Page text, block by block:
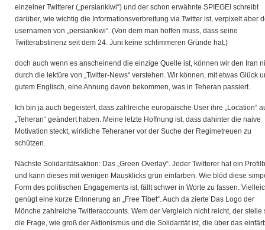
einzelner Twitterer („persiankiwi“) und der schon erwähnte SPIEGEl schreibt
darüber, wie wichtig die Informationsverbreitung via Twitter ist, verpixelt aber
usernamen von „persiankiwi“. (Von dem man hoffen muss, dass seine
Twitterabstinenz seit dem 24. Juni keine schlimmeren Gründe hat.)
doch auch wenn es anscheinend die einzige Quelle ist, können wir den Iran
durch die lektüre von „Twitter-News“ verstehen. Wir können, mit etwas Glück
gutem Englisch, eine Ahnung davon bekommen, was in Teheran passiert.
Ich bin ja auch begeistert, dass zahlreiche europäische User ihre „Location“
„Teheran“ geändert haben. Meine letzte Hoffnung ist, dass dahinter die naive
Motivation steckt, wirkliche Teheraner vor der Suche der Regimetreuen zu
schützen.
Nächste Solidaritätsaktion: Das „Green Overlay“. Jeder Twitterer hat ein
und kann dieses mit wenigen Mausklicks grün einfärben. Wie blöd diese
Form des politischen Engagements ist, fällt schwer in Worte zu fassen.
genügt eine kurze Erinnerung an „Free Tibet“. Auch da zierte Das Logo der
Mönche zahlreiche Twitteraccounts. Wem der Vergleich nicht reicht, der stelle
die Frage, wie groß der Aktionismus und die Solidarität ist, die über das